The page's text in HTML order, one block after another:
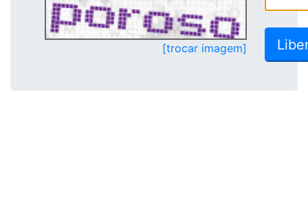
[trocar imagem]